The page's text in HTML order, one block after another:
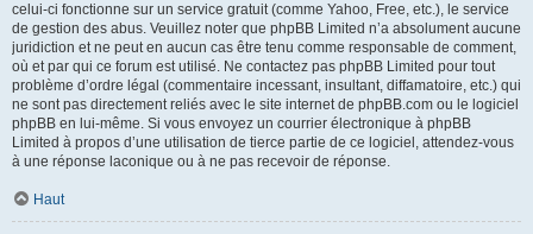
celui-ci fonctionne sur un service gratuit (comme Yahoo, Free, etc.), le service
de gestion des abus. Veuillez noter que phpBB Limited n’a absolument aucune
juridiction et ne peut en aucun cas être tenu comme responsable de comment,
où et par qui ce forum est utilisé. Ne contactez pas phpBB Limited pour tout
problème d’ordre légal (commentaire incessant, insultant, diffamatoire, etc.) qui
ne sont pas directement reliés avec le site internet de phpBB.com ou le logiciel
phpBB en lui-même. Si vous envoyez un courrier électronique à phpBB
Limited à propos d’une utilisation de tierce partie de ce logiciel, attendez-vous
à une réponse laconique ou à ne pas recevoir de réponse.
Haut